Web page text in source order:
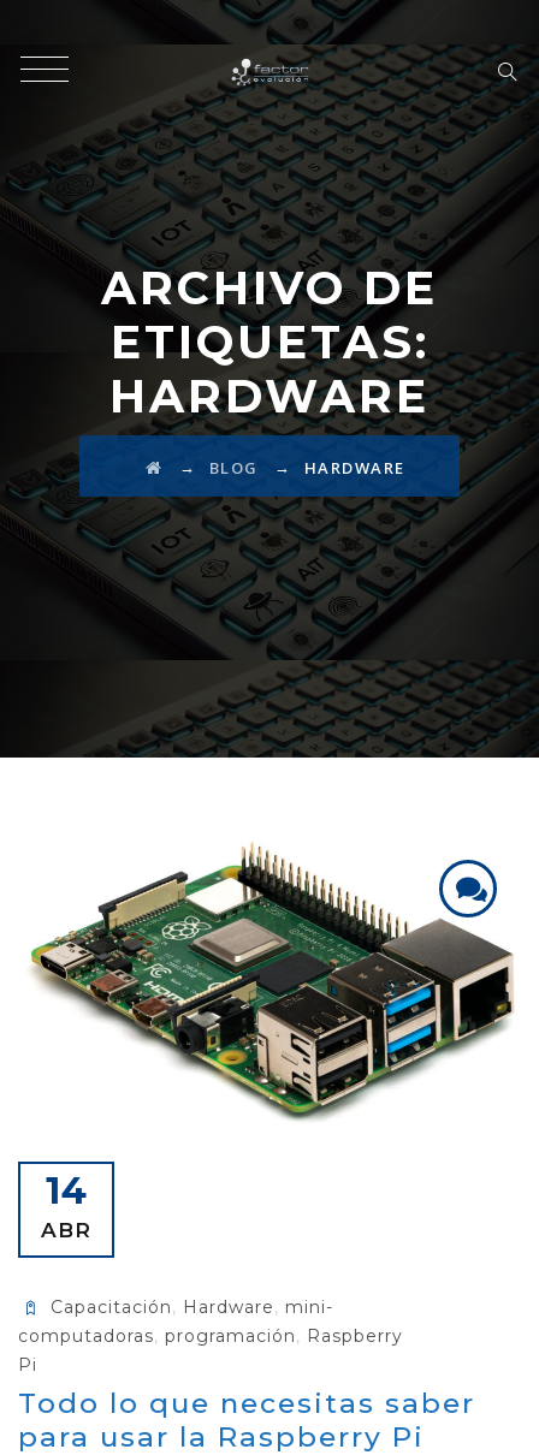
ARCHIVO DE
ETIQUETAS:
HARDWARE
→ BLOG → HARDWARE
14
ABR
Capacitación, Hardware, mini-
computadoras, programación, Raspberry
Pi
Todo lo que necesitas saber
para usar la Raspberry Pi